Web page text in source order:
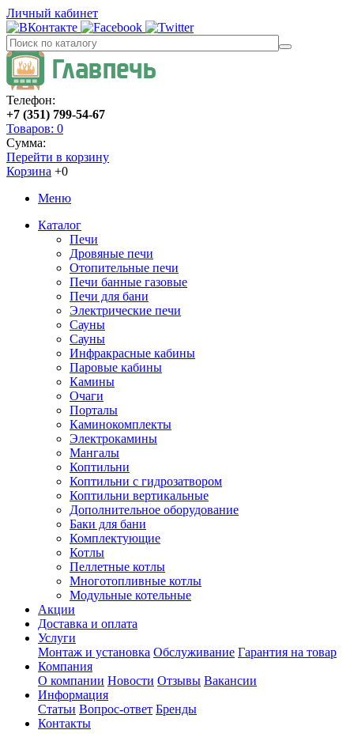
Личный кабинет
Телефон:
+7 (351) 799-54-67
Товаров: 0
Сумма:
Перейти в корзину
Корзина +0
Меню
Каталог
Печи
Дровяные печи
Отопительные печи
Печи банные газовые
Печи для бани
Электрические печи
Сауны
Сауны
Инфракрасные кабины
Паровые кабины
Камины
Очаги
Порталы
Каминокомплекты
Электрокамины
Мангалы
Коптильни
Коптильни с гидрозатвором
Коптильни вертикальные
Дополнительное оборудование
Баки для бани
Комплектующие
Котлы
Пеллетные котлы
Многотопливные котлы
Модульные котельные
Акции
Доставка и оплата
Услуги
Монтаж и установка Обслуживание Гарантия на товар
Компания
О компании Новости Отзывы Вакансии
Информация
Статьи Вопрос-ответ Бренды
Контакты